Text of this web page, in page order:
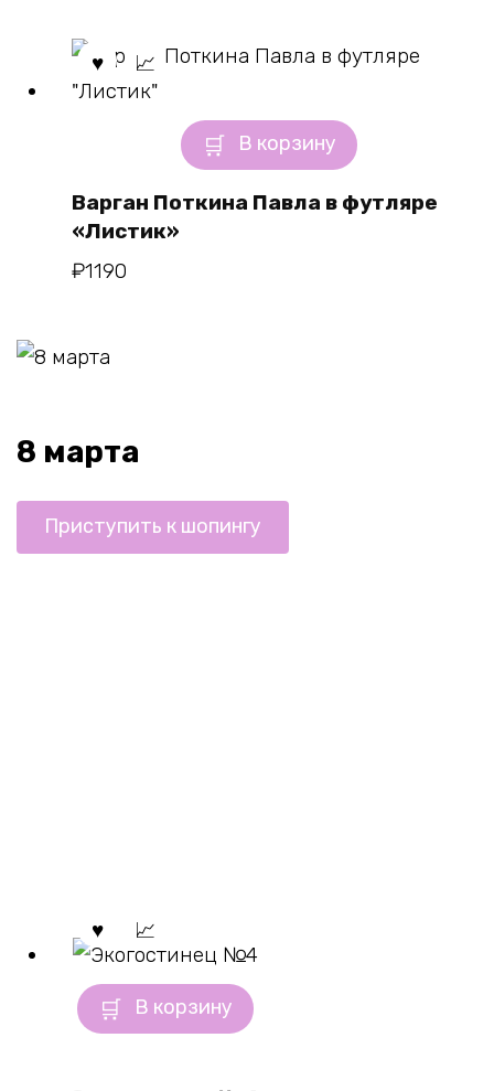
В корзину
Варган Поткина Павла в футляре
«Листик»
₽1190
8 марта
Приступить к шопингу
В корзину